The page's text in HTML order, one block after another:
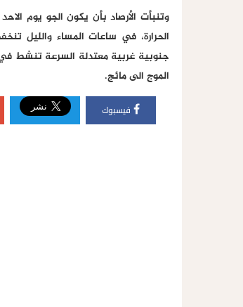
وتنبأت الأرصاد بأن يكون الجو يوم
الحرارة، في ساعات المساء والليل
جنوبية غربية معتدلة السرعة تنشط في
الموج الى مائج.
فيسبوك